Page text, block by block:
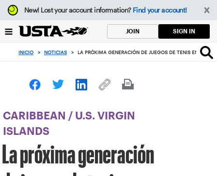
Enfoque
desde
botón
volver
principio
New!Lost your account information? Find your account!
JOIN SIGN IN
INICIO > NOTICIAS > LA PRÓXIMA GENERACIÓN DE JUEGOS DE TENIS EN RÍO
CARIBBEAN / U.S. VIRGIN
ISLANDS
La próxima generación